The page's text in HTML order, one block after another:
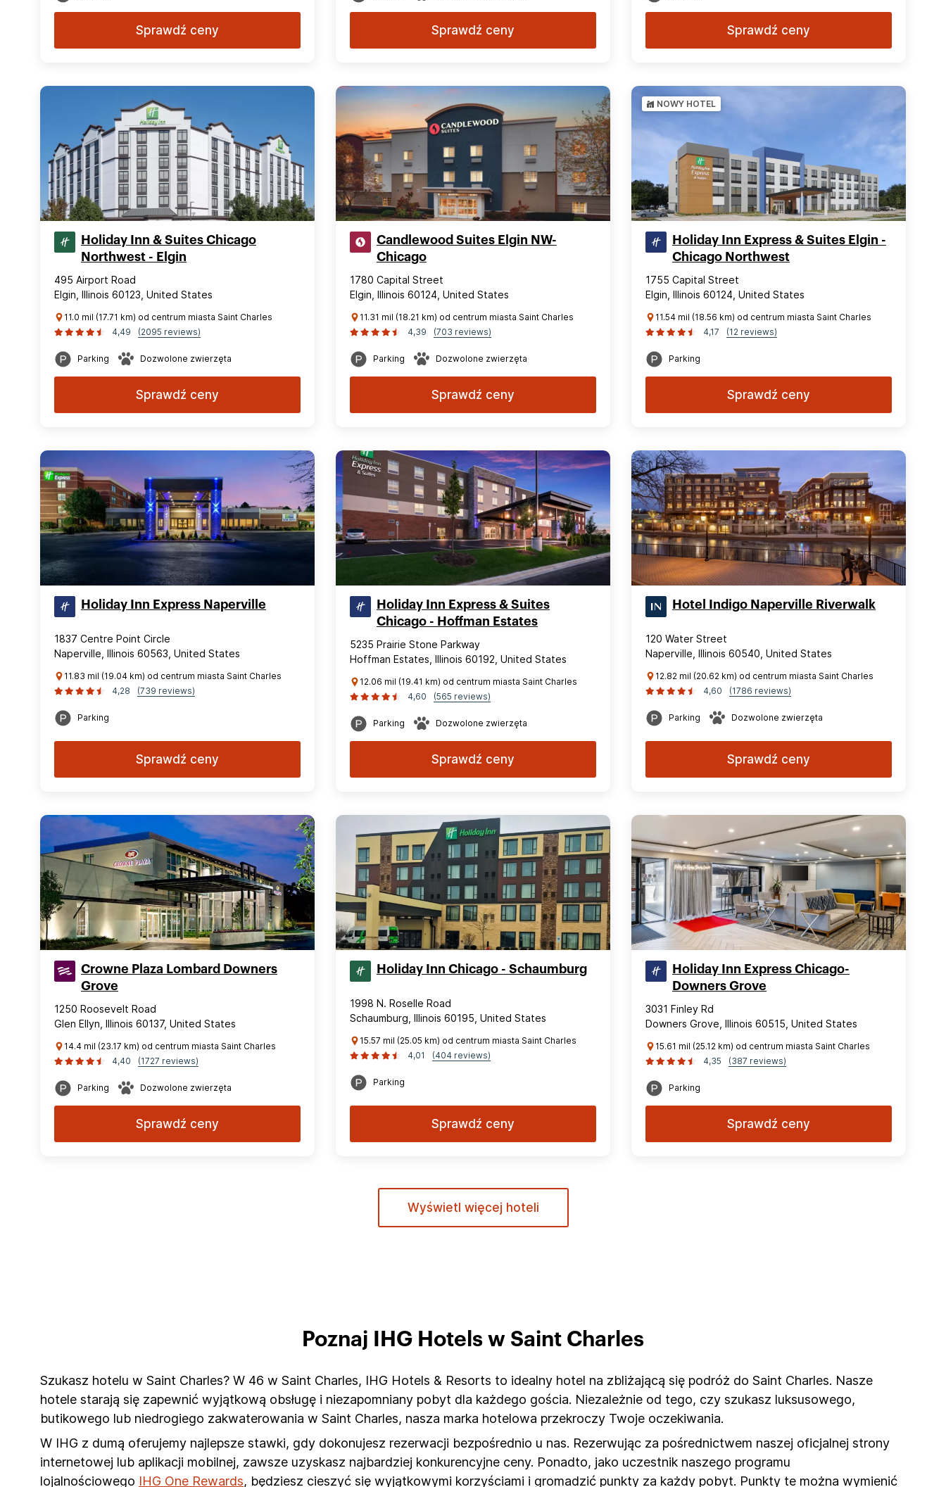
Sprawdź ceny Sprawdź ceny Sprawdź ceny
Holiday Inn & Suites Chicago
Northwest - Elgin
495 Airport Road
Elgin, Illinois 60123, United States
11.0 mil (17.71 km) od centrum miasta Saint Charles
4,49
(2095 reviews)
Parking Dozwolone zwierzęta
Sprawdź ceny
Candlewood Suites Elgin NW-
Chicago
1780 Capital Street
Elgin, Illinois 60124, United States
11.31 mil (18.21 km) od centrum miasta Saint Charles
4,39
(703 reviews)
Parking Dozwolone zwierzęta
Sprawdź ceny
NOWY HOTEL
Holiday Inn Express & Suites Elgin -
Chicago Northwest
1755 Capital Street
Elgin, Illinois 60124, United States
11.54 mil (18.56 km) od centrum miasta Saint Charles
4,17
(12 reviews)
Parking
Sprawdź ceny
Holiday Inn Express Naperville
1837 Centre Point Circle
Naperville, Illinois 60563, United States
11.83 mil (19.04 km) od centrum miasta Saint Charles
4,28
(739 reviews)
Parking
Sprawdź ceny
Holiday Inn Express & Suites
Chicago - Hoffman Estates
5235 Prairie Stone Parkway
Hoffman Estates, Illinois 60192, United States
12.06 mil (19.41 km) od centrum miasta Saint Charles
4,60
(565 reviews)
Parking Dozwolone zwierzęta
Sprawdź ceny
Hotel Indigo Naperville Riverwalk
120 Water Street
Naperville, Illinois 60540, United States
12.82 mil (20.62 km) od centrum miasta Saint Charles
4,60
(1786 reviews)
Parking Dozwolone zwierzęta
Sprawdź ceny
Crowne Plaza Lombard Downers
Grove
1250 Roosevelt Road
Glen Ellyn, Illinois 60137, United States
14.4 mil (23.17 km) od centrum miasta Saint Charles
4,40
(1727 reviews)
Parking Dozwolone zwierzęta
Sprawdź ceny
Holiday Inn Chicago - Schaumburg
1998 N. Roselle Road
Schaumburg, Illinois 60195, United States
15.57 mil (25.05 km) od centrum miasta Saint Charles
4,01
(404 reviews)
Parking
Sprawdź ceny
Holiday Inn Express Chicago-
Downers Grove
3031 Finley Rd
Downers Grove, Illinois 60515, United States
15.61 mil (25.12 km) od centrum miasta Saint Charles
4,35
(387 reviews)
Parking
Sprawdź ceny
Wyświetl więcej hoteli
Poznaj IHG Hotels w Saint Charles
Szukasz hotelu w Saint Charles? W 46 w Saint Charles, IHG Hotels & Resorts to idealny hotel na zbliżającą się podróż do Saint Charles. Nasze
hotele starają się zapewnić wyjątkową obsługę i niezapomniany pobyt dla każdego gościa. Niezależnie od tego, czy szukasz luksusowego,
butikowego lub niedrogiego zakwaterowania w Saint Charles, nasza marka hotelowa przekroczy Twoje oczekiwania.
W IHG z dumą oferujemy najlepsze stawki, gdy dokonujesz rezerwacji bezpośrednio u nas. Rezerwując za pośrednictwem naszej oficjalnej strony
internetowej lub aplikacji mobilnej, zawsze uzyskasz najbardziej konkurencyjne ceny. Ponadto, jako uczestnik naszego programu
lojalnościowego IHG One Rewards, będziesz cieszyć się wyjątkowymi korzyściami i gromadzić punkty za każdy pobyt. Punkty te można wymienić